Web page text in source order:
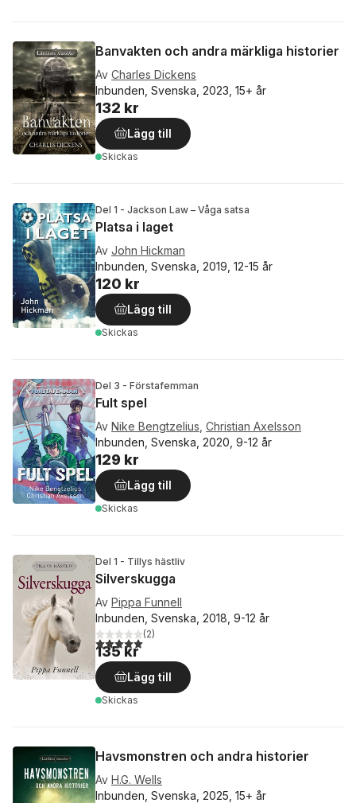
Banvakten och andra märkliga historier
Av Charles Dickens
Inbunden, Svenska, 2023, 15+ år
132 kr
Lägg till
Skickas
Del 1 - Jackson Law – Våga satsa
Platsa i laget
Av John Hickman
Inbunden, Svenska, 2019, 12-15 år
120 kr
Lägg till
Skickas
Del 3 - Förstafemman
Fult spel
Av Nike Bengtzelius Christian Axelsson
Inbunden, Svenska, 2020, 9-12 år
129 kr
Lägg till
Skickas
Del 1 - Tillys hästliv
Silverskugga
Av Pippa Funnell
Inbunden, Svenska, 2018, 9-12 år
5,0utav 5 stjärnor. Totalt antal röster:
(2)
135 kr
Lägg till
Skickas
Havsmonstren och andra historier
Av H.G. Wells
Inbunden, Svenska, 2025, 15+ år